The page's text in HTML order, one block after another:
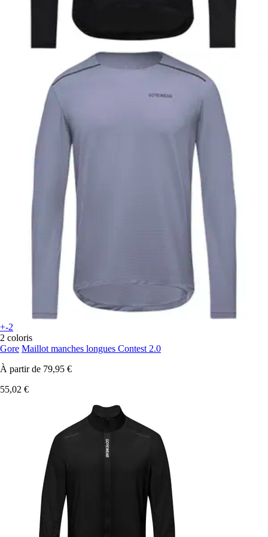
+-2
2 coloris
Gore Maillot manches longues Contest 2.0
À partir de 79,95 €
55,02 €